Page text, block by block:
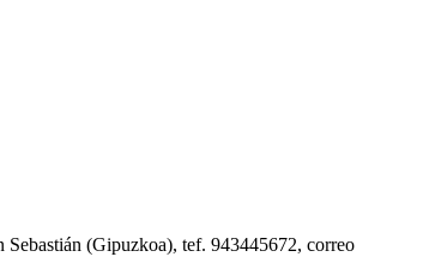
Sebastián (Gipuzkoa), tef. 943445672, correo